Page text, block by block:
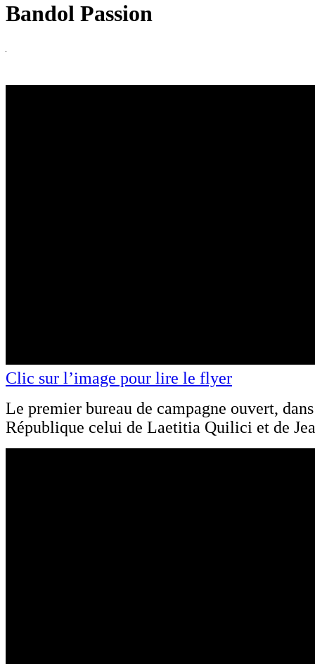
Bandol Passion
Clic sur l’image pour lire le flyer
Le premier bureau de campagne ouvert,
République celui de Laetitia Quilici et de